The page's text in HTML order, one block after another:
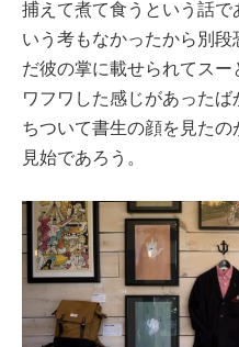
捕えて煮て食うという話
いう考もなかったから別
だ彼の掌に載せられてス
ワフワした感じがあった
ちついて書生の顔を見た
見始であろう。